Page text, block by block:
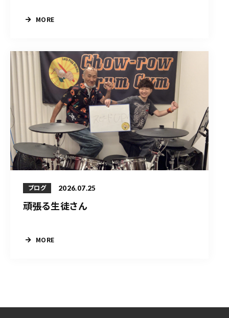
MORE
ブログ 2026.07.25
頑張る生徒さん
MORE